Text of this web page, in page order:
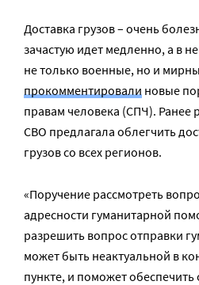
Доставка грузов – очень
зачастую идет медленно, а в
не только военные, но и
прокомментировали новые
правам человека (СПЧ). Ранее
СВО предлагала облегчить
грузов со всех регионов.
«Поручение рассмотреть
адресности гуманитарной
разрешить вопрос отправки
может быть неактуальной в
пункте, и поможет